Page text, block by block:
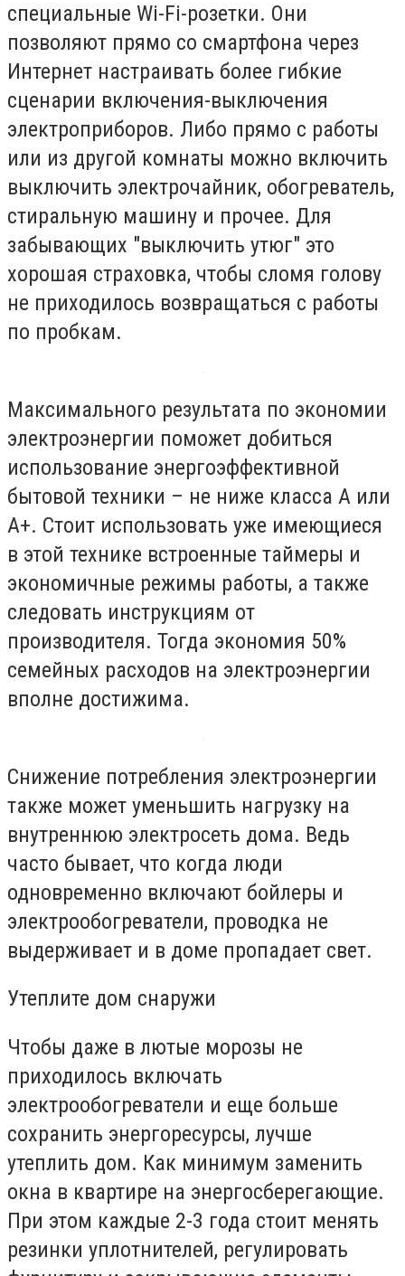
специальные Wi-Fi-розетки. Они
позволяют прямо со смартфона через
Интернет настраивать более гибкие
сценарии включения-выключения
электроприборов. Либо прямо с работы
или из другой комнаты можно включить
выключить электрочайник, обогреватель,
стиральную машину и прочее. Для
забывающих "выключить утюг" это
хорошая страховка, чтобы сломя голову
не приходилось возвращаться с работы
по пробкам.
Максимального результата по экономии
электроэнергии поможет добиться
использование энергоэффективной
бытовой техники – не ниже класса А или
А+. Стоит использовать уже имеющиеся
в этой технике встроенные таймеры и
экономичные режимы работы, а также
следовать инструкциям от
производителя. Тогда экономия 50%
семейных расходов на электроэнергии
вполне достижима.
Снижение потребления электроэнергии
также может уменьшить нагрузку на
внутреннюю электросеть дома. Ведь
часто бывает, что когда люди
одновременно включают бойлеры и
электрообогреватели, проводка не
выдерживает и в доме пропадает свет.
Утеплите дом снаружи
Чтобы даже в лютые морозы не
приходилось включать
электрообогреватели и еще больше
сохранить энергоресурсы, лучше
утеплить дом. Как минимум заменить
окна в квартире на энергосберегающие.
При этом каждые 2-3 года стоит менять
резинки уплотнителей, регулировать